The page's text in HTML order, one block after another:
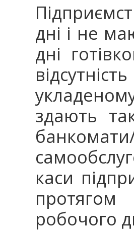
дні і не
дні
здають
каси
робочого